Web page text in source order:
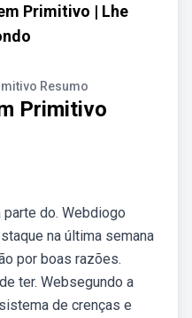
Primitivo | Lhe
Resumo
Primitivo
do. Webdiogo
na última semana
por boas razões.
ter. Websegundo a
de crenças e